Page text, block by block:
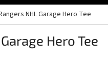
NHL Garage Hero Tee
Hero Tee